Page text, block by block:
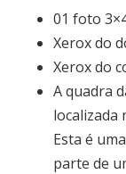
01 foto
Xerox do
Xerox do
A quadra
localizada
Esta é
parte de